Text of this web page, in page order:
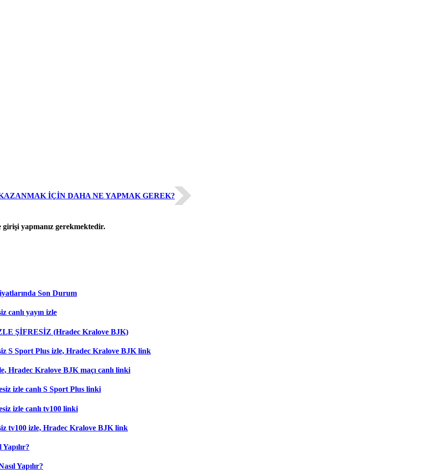
İÇİN DAHA NE YAPMAK GEREK?
yapmanız gerekmektedir.
Son Durum
canlı yayın izle
ŞİFRESİZ (Hradec Kralove BJK)
S Sport Plus izle, Hradec Kralove BJK link
Hradec Kralove BJK maçı canlı linki
izle canlı S Sport Plus linki
izle canlı tv100 linki
tv100 izle, Hradec Kralove BJK link
Yapılır?